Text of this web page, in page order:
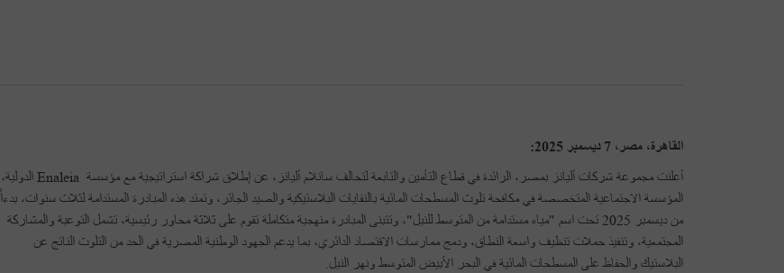
القاهرة، مصر، 7 ديسمبر 2025:
أعلنت مجموعة شركات أليانز بمصر، الرائدة في قطاع التأمين والتابعة لتحالف سانلام أليانز، عن إطلاق شراكة استراتيجية مع مؤسسة Enaleia الدولية،
المؤسسة الاجتماعية المتخصصة في مكافحة تلوث المسطحات المائية بالنفايات البلاستيكية والصيد الجائر، وتمتد هذه المبادرة المستدامة لثلاث سنوات، بدءاً
من ديسمبر 2025 تحت اسم "مياه مستدامة من المتوسط للنيل"، وتتبنى المبادرة منهجية متكاملة تقوم على ثلاثة محاور رئيسية، تشمل التوعية والمشاركة
المجتمعية، وتنفيذ حملات تنظيف واسعة النطاق، ودمج ممارسات الاقتصاد الدائري، بما يدعم الجهود الوطنية المصرية في الحد من التلوث الناتج عن
البلاستيك والحفاظ على المسطحات المائية في البحر الأبيض المتوسط ونهر النيل.